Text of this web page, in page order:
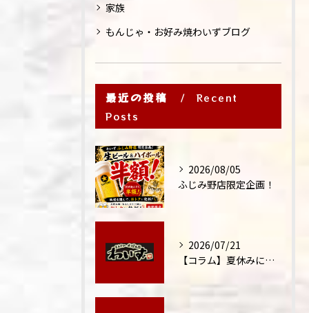
家族
もんじゃ・お好み焼わいずブログ
最近の投稿
Recent
Posts
2026/08/05
ふじみ野店限定企画！
2026/07/21
【コラム】夏休みに家族外食が増える理由